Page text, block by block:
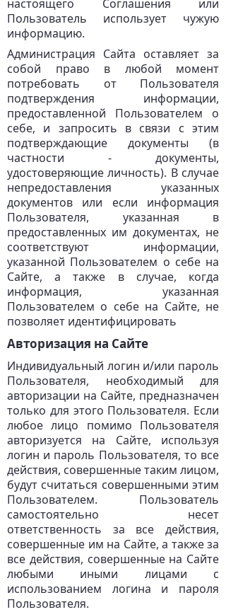
настоящего Соглашения или
Пользователь использует чужую
информацию.
Администрация Сайта оставляет за
собой право в любой момент
потребовать от Пользователя
подтверждения информации,
предоставленной Пользователем о
себе, и запросить в связи с этим
подтверждающие документы (в
частности - документы,
удостоверяющие личность). В случае
непредоставления указанных
документов или если информация
Пользователя, указанная в
предоставленных им документах, не
соответствуют информации,
указанной Пользователем о себе на
Сайте, а также в случае, когда
информация, указанная
Пользователем о себе на Сайте, не
позволяет идентифицировать
Авторизация на Сайте
Индивидуальный логин и/или пароль
Пользователя, необходимый для
авторизации на Сайте, предназначен
только для этого Пользователя. Если
любое лицо помимо Пользователя
авторизуется на Сайте, используя
логин и пароль Пользователя, то все
действия, совершенные таким лицом,
будут считаться совершенными этим
Пользователем. Пользователь
самостоятельно несет
ответственность за все действия,
совершенные им на Сайте, а также за
все действия, совершенные на Сайте
любыми иными лицами с
использованием логина и пароля
Пользователя.